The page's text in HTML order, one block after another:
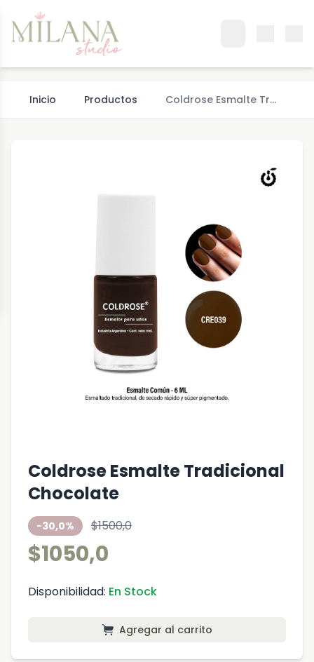
Inicio Productos Coldrose Esmalte Tr…
Coldrose Esmalte Tradicional
Chocolate
-30,0% $1500,0
$1050,0
Disponibilidad: En Stock
Agregar al carrito